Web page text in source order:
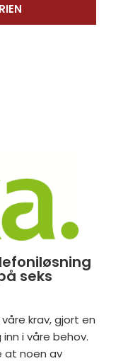
seks
krav, gjort en
i våre behov.
at noen av